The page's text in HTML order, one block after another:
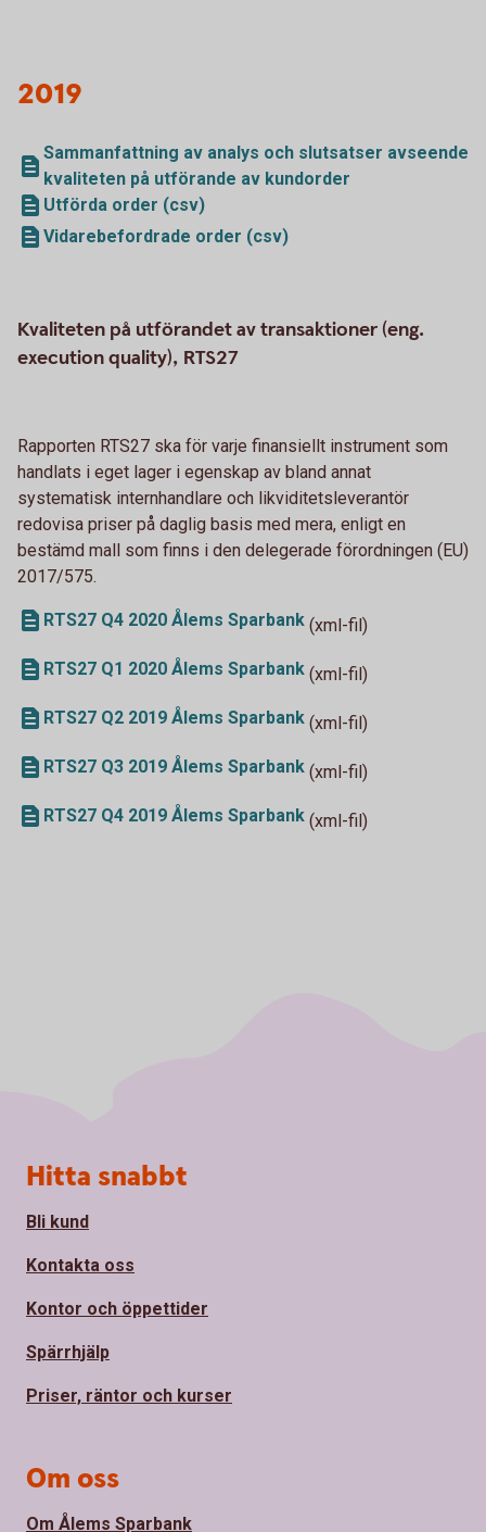
2019
Sammanfattning av analys och slutsatser avseende
kvaliteten på utförande av kundorder
Utförda order (csv)
Vidarebefordrade order (csv)
Kvaliteten på utförandet av transaktioner (eng.
execution quality), RTS27
Rapporten RTS27 ska för varje finansiellt instrument som
handlats i eget lager i egenskap av bland annat
systematisk internhandlare och likviditetsleverantör
redovisa priser på daglig basis med mera, enligt en
bestämd mall som finns i den delegerade förordningen (EU)
2017/575.
RTS27 Q4 2020 Ålems Sparbank (xml-fil)
RTS27 Q1 2020 Ålems Sparbank (xml-fil)
RTS27 Q2 2019 Ålems Sparbank (xml-fil)
RTS27 Q3 2019 Ålems Sparbank (xml-fil)
RTS27 Q4 2019 Ålems Sparbank (xml-fil)
Sidfot
Hitta snabbt
Bli kund
Kontakta oss
Kontor och öppettider
Spärrhjälp
Priser, räntor och kurser
Om oss
Om Ålems Sparbank